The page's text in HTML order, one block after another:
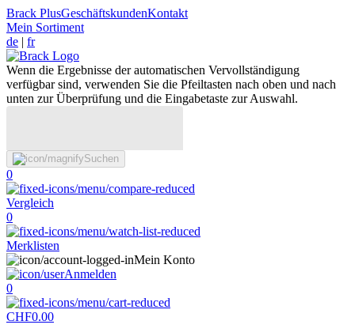
Brack PlusGeschäftskundenKontakt
Mein Sortiment
de | fr
Wenn die Ergebnisse der automatischen Vervollständigung
verfügbar sind, verwenden Sie die Pfeiltasten nach oben und nach
unten zur Überprüfung und die Eingabetaste zur Auswahl.
Suchen
0
Vergleich
0
Merklisten
Mein Konto
Anmelden
0
CHF0.00